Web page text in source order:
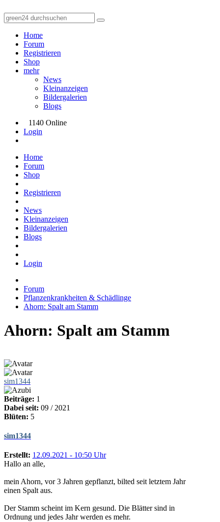
Home
Forum
Registrieren
Shop
mehr
News
Kleinanzeigen
Bildergalerien
Blogs
1140 Online
Login
Home
Forum
Shop
Registrieren
News
Kleinanzeigen
Bildergalerien
Blogs
Login
Forum
Pflanzenkrankheiten & Schädlinge
Ahorn: Spalt am Stamm
Ahorn: Spalt am Stamm
sim1344
Beiträge: 1
Dabei seit: 09 / 2021
Blüten: 5
sim1344
Erstellt: 12.09.2021 - 10:50 Uhr
Hallo an alle,
mein Ahorn, vor 3 Jahren gepflanzt, bilted seit letztem Jahr
einen Spalt aus.
Der Stamm scheint im Kern gesund. Die Blätter sind in
Ordnung und jedes Jahr werden es mehr.